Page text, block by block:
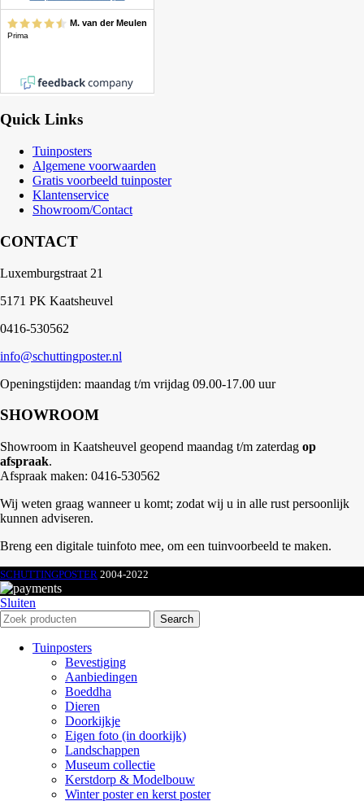
Quick Links
Tuinposters
Algemene voorwaarden
Gratis voorbeeld tuinposter
Klantenservice
Showroom/Contact
CONTACT
Luxemburgstraat 21
5171 PK Kaatsheuvel
0416-530562
info@schuttingposter.nl
Openingstijden: maandag t/m vrijdag 09.00-17.00 uur
SHOWROOM
Showroom in Kaatsheuvel geopend maandag t/m zaterdag op
afspraak.
Afspraak maken: 0416-530562
Wij weten graag wanneer u komt; zodat wij u in alle rust persoonlijk
kunnen adviseren.
Breng een digitale tuinfoto mee, om een tuinvoorbeeld te maken.
SCHUTTINGPOSTER 2004-2022
Sluiten
Search
Tuinposters
Bevestiging
Aanbiedingen
Boeddha
Dieren
Doorkijkje
Eigen foto (in doorkijk)
Landschappen
Museum collectie
Kerstdorp & Modelbouw
Winter poster en kerst poster